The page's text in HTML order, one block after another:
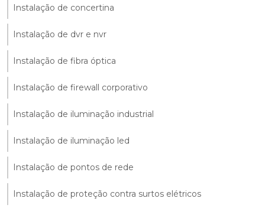
Instalação de concertina
Instalação de dvr e nvr
Instalação de fibra óptica
Instalação de firewall corporativo
Instalação de iluminação industrial
Instalação de iluminação led
Instalação de pontos de rede
Instalação de proteção contra surtos elétricos